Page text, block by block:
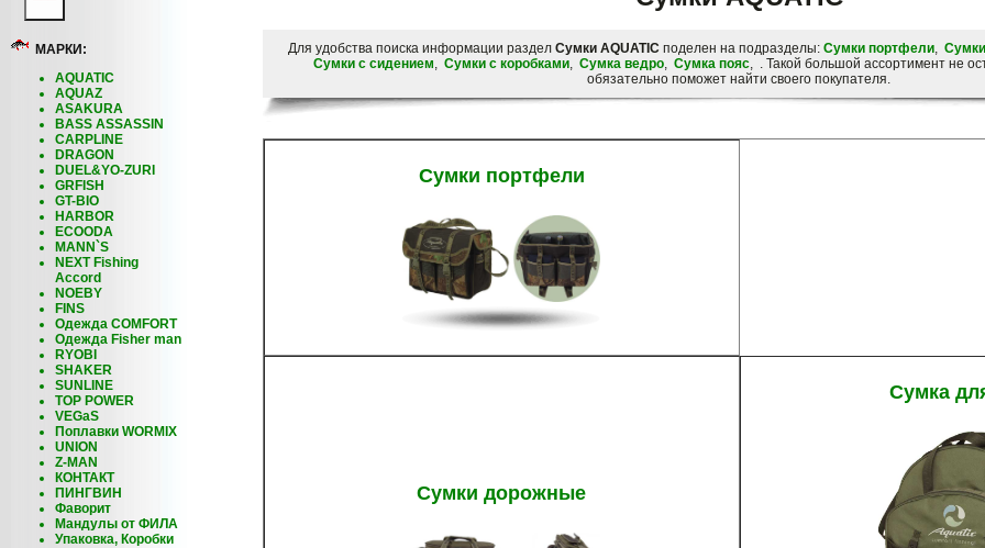
МАРКИ:
AQUATIC
AQUAZ
ASAKURA
BASS ASSASSIN
CARPLINE
DRAGON
DUEL&YO-ZURI
GRFISH
GT-BIO
HARBOR
ECOODA
MANN`S
NEXT Fishing
Accord
NOEBY
FINS
Одежда COMFORT
Одежда Fisher man
RYOBI
SHAKER
SUNLINE
TOP POWER
VEGaS
Поплавки WORMIX
UNION
Z-MAN
КОНТАКТ
ПИНГВИН
Фаворит
Мандулы от ФИЛА
Упаковка, Коробки
Для удобства поиска информации раздел Сумки AQUATIC поделен на подразделы: Сумки портфели,
Сумки с сидением, Сумки с коробками, Сумка ведро, Сумка пояс, . Такой большой ассортимент не
обязательно поможет найти своего покупателя.
Сумки портфели
Сумки дорожные
Сумка